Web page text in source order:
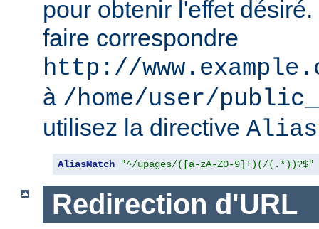
pour obtenir l'effet
faire correspondre
http://
à /home/user/
utilisez la directive
AliasMatch "^/upages/([a-zA-Z0-9]+)(/(.*))?$"
Redirection d'URL